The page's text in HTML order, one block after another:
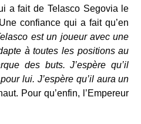
a fait de Telasco Segovia le
confiance qui a fait qu’en
est un joueur avec une
à toutes les positions au
des buts. J’espère qu’il
lui. J’espère qu’il aura un
Pour qu’enfin, l’Empereur